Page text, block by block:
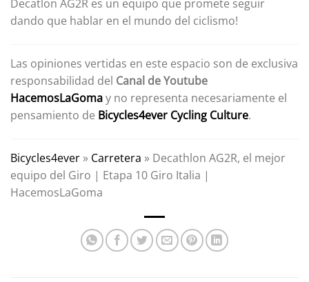
Decatlon AG2R es un equipo que promete seguir
dando que hablar en el mundo del ciclismo!
Las opiniones vertidas en este espacio son de exclusiva
responsabilidad del Canal de Youtube
HacemosLaGomay no representa necesariamente el
pensamiento de Bicycles4ever Cycling Culture.
Bicycles4ever » Carretera » Decathlon AG2R, el mejor
equipo del Giro | Etapa 10 Giro Italia |
HacemosLaGoma